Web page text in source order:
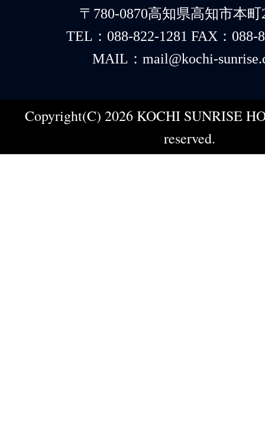
〒780-0870高知県高知市本町
TEL：088-822-1281 FAX：088-
MAIL：mail@kochi-
Copyright(C) 2026 KOCHI SUNRISE
reserved.